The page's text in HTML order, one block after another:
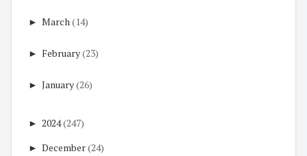
► March (14)
► February(23)
► January(26)
► 2024(247)
► December(24)